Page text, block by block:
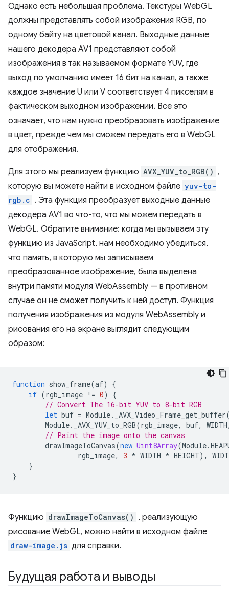
Однако есть небольшая проблема. Текстуры WebGL
должны представлять собой изображения RGB, по
одному байту на цветовой канал. Выходные данные
нашего декодера AV1 представляют собой
изображения в так называемом формате YUV, где
выход по умолчанию имеет 16 бит на канал, а также
каждое значение U или V соответствует 4 пикселям в
фактическом выходном изображении. Все это
означает, что нам нужно преобразовать изображение
в цвет, прежде чем мы сможем передать его в WebGL
для отображения.
Для этого мы реализуем функцию AVX_YUV_to_RGB() ,
которую вы можете найти в исходном файле yuv-to-
rgb.c . Эта функция преобразует выходные данные
декодера AV1 во что-то, что мы можем передать в
WebGL. Обратите внимание: когда мы вызываем эту
функцию из JavaScript, нам необходимо убедиться,
что память, в которую мы записываем
преобразованное изображение, была выделена
внутри памяти модуля WebAssembly — в противном
случае он не сможет получить к ней доступ. Функция
получения изображения из модуля WebAssembly и
рисования его на экране выглядит следующим
образом:
function show_frame(af)
{
if (rgb_image != 0)
{
// Convert The 16-bit YUV to 8-bit RGB
let buf = Module. _AVX_Video_Frame_get_buffer
Module. _AVX_YUV_to_RGB(rgb_image, buf, WIDTH
// Paint the image onto the canvas
drawImageToCanvas(new Uint8Array(Module.
rgb_image, 3 * WIDTH * HEIGHT),
}
}
Функцию drawImageToCanvas() , реализующую
рисование WebGL, можно найти в исходном файле
draw-image.js для справки.
Будущая работа и выводы